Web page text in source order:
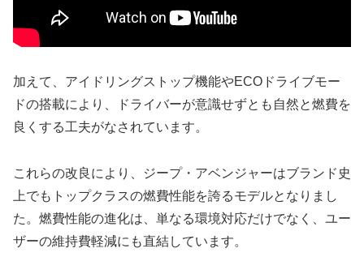
加えて、アイドリングストップ機能やECOドライブモー
ドの搭載により、ドライバーが意識せずとも自然と燃費を
良くする工夫がなされています。
これらの改良により、ジープ・アベンジャーはブランド史
上でもトップクラスの燃費性能を誇るモデルとなりまし
た。燃費性能の進化は、単なる環境対応だけでなく、ユー
ザーの維持費軽減にも直結しています。